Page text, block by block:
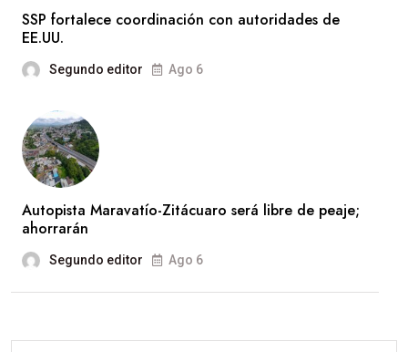
SSP fortalece coordinación con autoridades de
EE.UU.
Segundo editor Ago 6
Autopista Maravatío-Zitácuaro será libre de peaje;
ahorrarán
Segundo editor Ago 6